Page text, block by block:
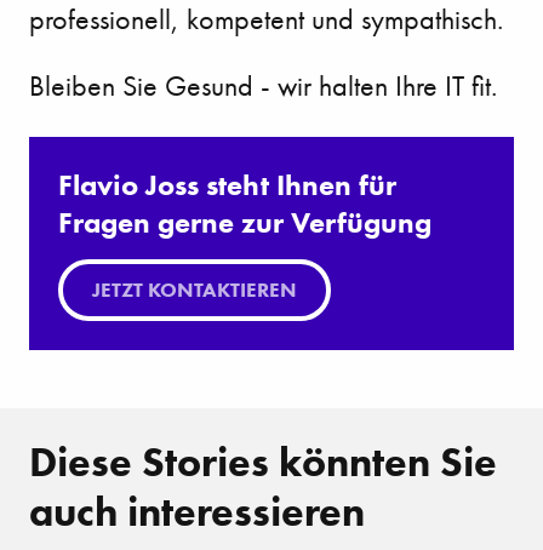
professionell, kompetent und sympathisch.
Bleiben Sie Gesund - wir halten Ihre IT fit.
Flavio Joss steht Ihnen für
Fragen gerne zur Verfügung
JETZT KONTAKTIEREN
Diese Stories könnten Sie
auch interessieren